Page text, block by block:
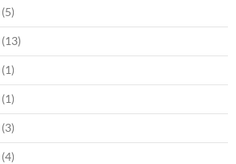
(5)
(13)
(1)
(1)
(3)
(4)